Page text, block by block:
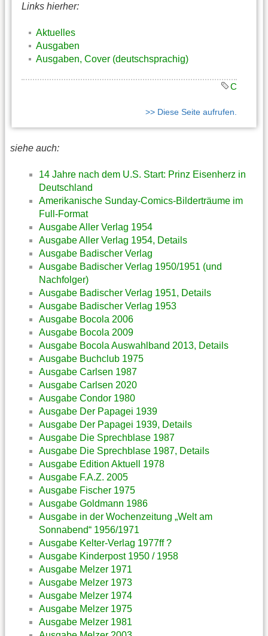
Links hierher:
Aktuelles
Ausgaben
Ausgaben, Cover (deutschsprachig)
C
>> Diese Seite aufrufen.
siehe auch:
14 Jahre nach dem U.S. Start: Prinz Eisenherz in
Deutschland
Amerikanische Sunday-Comics-Bilderträume im
Full-Format
Ausgabe Aller Verlag 1954
Ausgabe Aller Verlag 1954, Details
Ausgabe Badischer Verlag
Ausgabe Badischer Verlag 1950/1951 (und
Nachfolger)
Ausgabe Badischer Verlag 1951, Details
Ausgabe Badischer Verlag 1953
Ausgabe Bocola 2006
Ausgabe Bocola 2009
Ausgabe Bocola Auswahlband 2013, Details
Ausgabe Buchclub 1975
Ausgabe Carlsen 1987
Ausgabe Carlsen 2020
Ausgabe Condor 1980
Ausgabe Der Papagei 1939
Ausgabe Der Papagei 1939, Details
Ausgabe Die Sprechblase 1987
Ausgabe Die Sprechblase 1987, Details
Ausgabe Edition Aktuell 1978
Ausgabe F.A.Z. 2005
Ausgabe Fischer 1975
Ausgabe Goldmann 1986
Ausgabe in der Wochenzeitung „Welt am
Sonnabend“ 1956/1971
Ausgabe Kelter-Verlag 1977ff ?
Ausgabe Kinderpost 1950 / 1958
Ausgabe Melzer 1971
Ausgabe Melzer 1973
Ausgabe Melzer 1974
Ausgabe Melzer 1975
Ausgabe Melzer 1981